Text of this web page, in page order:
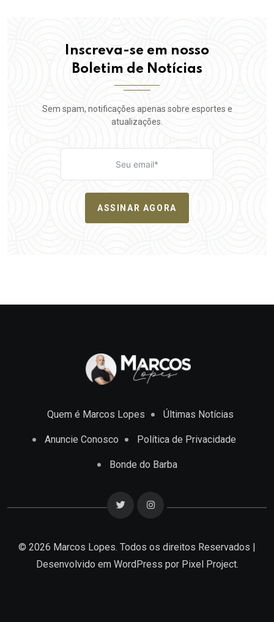
Inscreva-se em nosso
Boletim de Notícias
Sem spam, notificações apenas sobre esportes e
atualizações.
ASSINAR AGORA
Quem é Marcos Lopes Últimas Notícias
Anuncie Conosco Política de Privacidade
Bonde do Barba
© 2026 Marcos Lopes. Todos os direitos Reservados |
Desenvolvido em WordPress por Pixel Project.